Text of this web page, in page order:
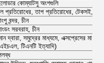
কোম্যাটসু অংশগুলি
প্রতিরোধের, তাপ প্রতিরোধের, টেকসই, সীল
বন্দর, চীন
সরবরাহ, চীন
দ্বারা, সমুদ্রের মাধ্যমে, এক্সপ্রেসের
টিএনটি ইত্যাদি)